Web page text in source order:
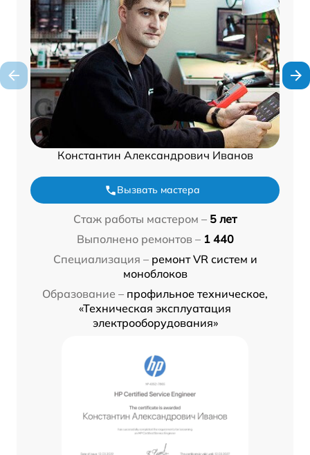
Константин Александрович Иванов
Вызвать мастера
Стаж работы мастером – 5 лет
Выполнено ремонтов – 1 440
Специализация – ремонт VR систем и
моноблоков
Образование – профильное техническое,
«Техническая эксплуатация
электрооборудования»